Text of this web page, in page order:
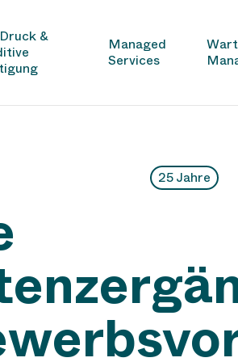
&
Managed
Services
25 Jahre